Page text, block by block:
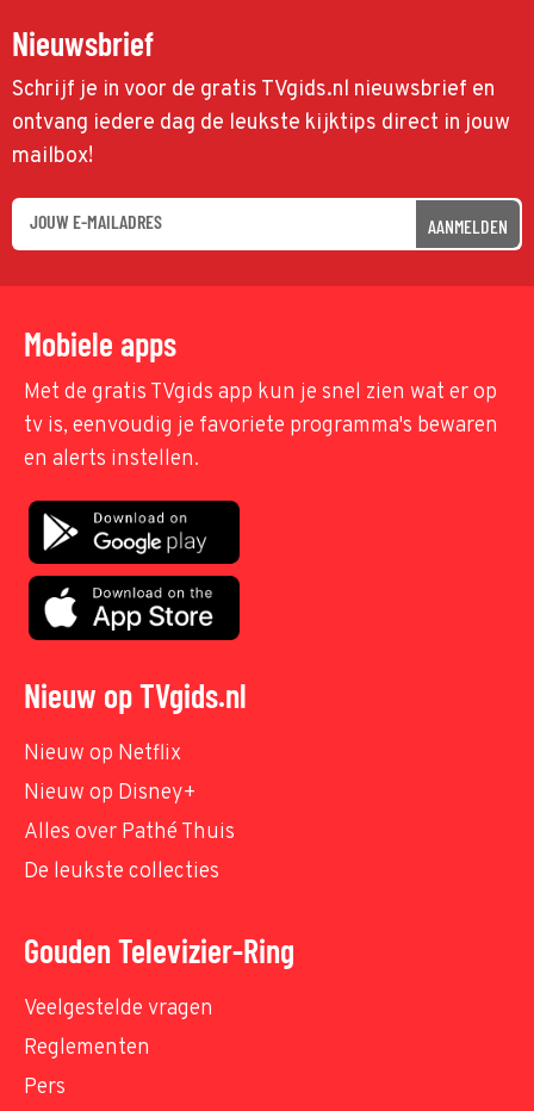
Nieuwsbrief
Schrijf je in voor de gratis TVgids.nl nieuwsbrief en
ontvang iedere dag de leukste kijktips direct in jouw
mailbox!
AANMELDEN
Mobiele apps
Met de gratis TVgids app kun je snel zien wat er op
tv is, eenvoudig je favoriete programma's bewaren
en alerts instellen.
Nieuw op TVgids.nl
Nieuw op Netflix
Nieuw op Disney+
Alles over Pathé Thuis
De leukste collecties
Gouden Televizier-Ring
Veelgestelde vragen
Reglementen
Pers